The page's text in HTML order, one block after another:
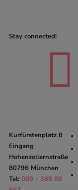
Stay connected!

Kurfürstenplatz 8
Eingang
Hohenzollernstraße
80796 München
Tel: 089 - 388 88